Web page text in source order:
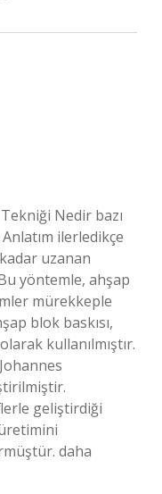
Tekniği Nedir bazı
ilerledikçe
uzanan
yöntemle, ahşap
mürekkeple
blok baskısı,
kullanılmıştır.
geliştirdiği
daha